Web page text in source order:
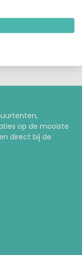
We
maken zelf
teksten aan.
op de mooiste
direct bij de